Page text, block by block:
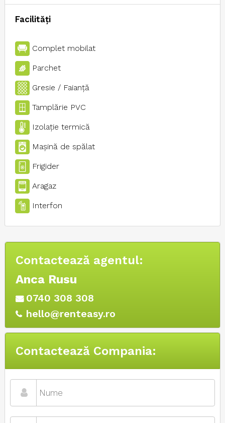
Facilități
Complet mobilat
Parchet
Gresie / Faianţă
Tamplărie PVC
Izolaţie termică
Maşină de spălat
Frigider
Aragaz
Interfon
Contactează agentul:
Anca Rusu
0740 308 308
hello@renteasy.ro
Contactează Compania: